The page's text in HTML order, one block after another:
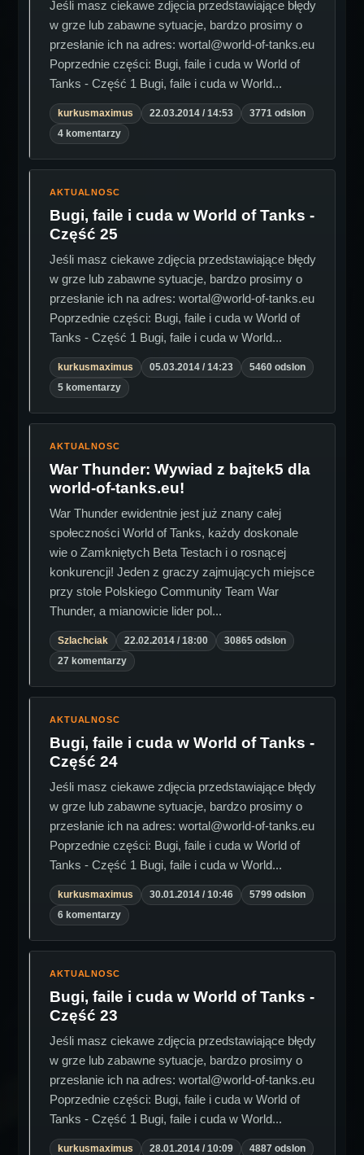
Jeśli masz ciekawe zdjęcia przedstawiające błędy
w grze lub zabawne sytuacje, bardzo prosimy o
przesłanie ich na adres: wortal@world-of-tanks.eu
Poprzednie części: Bugi, faile i cuda w World of
Tanks - Część 1 Bugi, faile i cuda w World...
kurkusmaximus 22.03.2014 / 14:53
3771 odslon
4 komentarzy
AKTUALNOSC
Bugi, faile i cuda w World of Tanks -
Część 25
Jeśli masz ciekawe zdjęcia przedstawiające błędy
w grze lub zabawne sytuacje, bardzo prosimy o
przesłanie ich na adres: wortal@world-of-tanks.eu
Poprzednie części: Bugi, faile i cuda w World of
Tanks - Część 1 Bugi, faile i cuda w World...
kurkusmaximus 05.03.2014 / 14:23
5460 odslon
5 komentarzy
AKTUALNOSC
War Thunder: Wywiad z bajtek5 dla
world-of-tanks.eu!
War Thunder ewidentnie jest już znany całej
społeczności World of Tanks, każdy doskonale
wie o Zamkniętych Beta Testach i o rosnącej
konkurencji! Jeden z graczy zajmujących miejsce
przy stole Polskiego Community Team War
Thunder, a mianowicie lider pol...
Szlachciak 22.02.2014 / 18:00
30865 odslon
27 komentarzy
AKTUALNOSC
Bugi, faile i cuda w World of Tanks -
Część 24
Jeśli masz ciekawe zdjęcia przedstawiające błędy
w grze lub zabawne sytuacje, bardzo prosimy o
przesłanie ich na adres: wortal@world-of-tanks.eu
Poprzednie części: Bugi, faile i cuda w World of
Tanks - Część 1 Bugi, faile i cuda w World...
kurkusmaximus 30.01.2014 / 10:46
5799 odslon
6 komentarzy
AKTUALNOSC
Bugi, faile i cuda w World of Tanks -
Część 23
Jeśli masz ciekawe zdjęcia przedstawiające błędy
w grze lub zabawne sytuacje, bardzo prosimy o
przesłanie ich na adres: wortal@world-of-tanks.eu
Poprzednie części: Bugi, faile i cuda w World of
Tanks - Część 1 Bugi, faile i cuda w World...
kurkusmaximus 28.01.2014 / 10:09
4887 odslon